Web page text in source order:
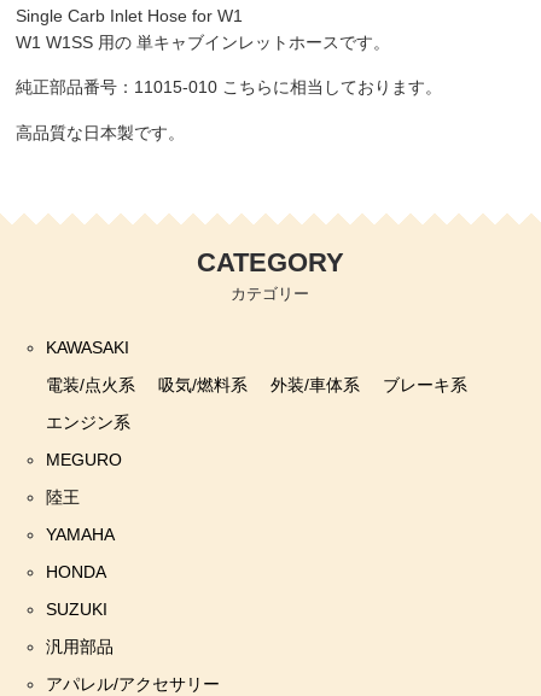
Single Carb Inlet Hose for W1
W1 W1SS 用の 単キャブインレットホースです。
純正部品番号：11015-010 こちらに相当しております。
高品質な日本製です。
CATEGORY
カテゴリー
KAWASAKI
電装/点火系
吸気/燃料系 外装/車体系
ブレーキ系
エンジン系
MEGURO
陸王
YAMAHA
HONDA
SUZUKI
汎用部品
アパレル/アクセサリー